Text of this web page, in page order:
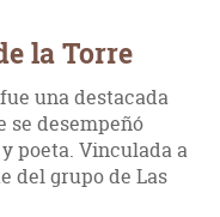
la Torre
una destacada
se desempeñó
poeta. Vinculada a
del grupo de Las